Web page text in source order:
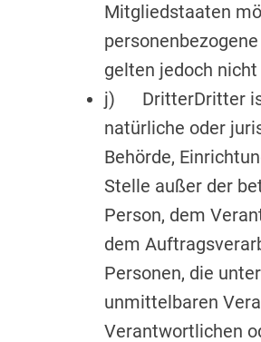
Mitgliedstaaten
gelten jedoch
j) DritterDritter
natürliche oder
Behörde,
Stelle außer der
Person, dem
dem
Personen, die
unmittelbaren
Verantwortlichen